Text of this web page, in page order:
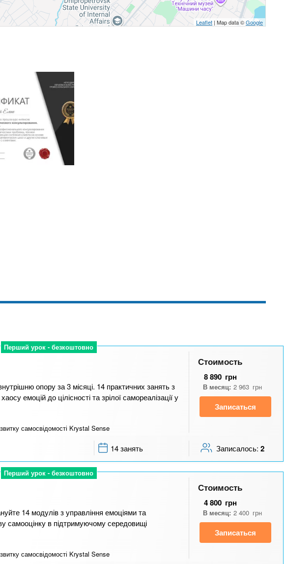
Leaflet | Map data ©Google
Перший урок - безкоштовно
опору за 3 місяці. 14 практичних занять з
емоцій до цілісності та зрілої самореалізації у
самосвідомості Krystal Sense
Стоимость
8 890 грн
В месяц: 2 963 грн
Записаться
14 занять Записалось: 2
Перший урок - безкоштовно
14 модулів з управління емоціями та
самооцінку в підтримуючому середовищі
самосвідомості Krystal Sense
Стоимость
4 800 грн
В месяц: 2 400 грн
Записаться